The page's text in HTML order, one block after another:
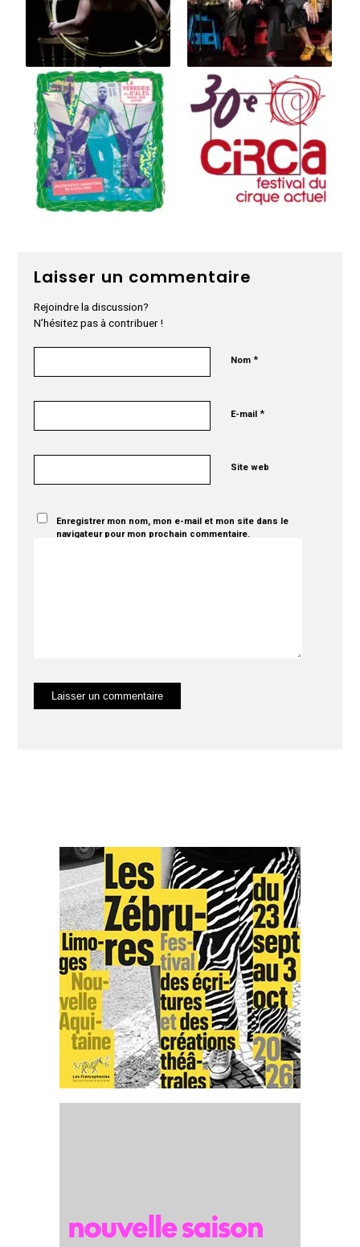
Laisser un commentaire
Rejoindre la discussion?
N’hésitez pas à contribuer !
Nom*
E-mail*
Site web
Enregistrer mon nom, mon e-mail et mon site dans le
navigateur pour mon prochain commentaire.